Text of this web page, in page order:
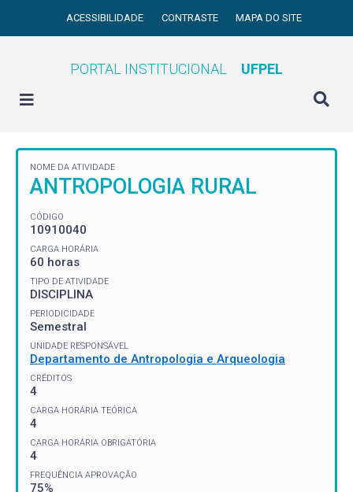
ACESSIBILIDADE CONTRASTE MAPA DO SITE
PORTAL INSTITUCIONAL UFPEL
NOME DA ATIVIDADE
ANTROPOLOGIA RURAL
CÓDIGO
10910040
CARGA HORÁRIA
60 horas
TIPO DE ATIVIDADE
DISCIPLINA
PERIODICIDADE
Semestral
UNIDADE RESPONSÁVEL
Departamento de Antropologia e Arqueologia
CRÉDITOS
4
CARGA HORÁRIA TEÓRICA
4
CARGA HORÁRIA OBRIGATÓRIA
4
FREQUÊNCIA APROVAÇÃO
75%